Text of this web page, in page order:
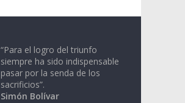
“Para el logro del triunfo
siempre ha sido indispensable
pasar por la senda de los
sacrificios”.
Simón Bolívar